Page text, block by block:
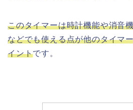
このタイマーは時計機能や消音
などでも使える点が他のタイマ
イントです。